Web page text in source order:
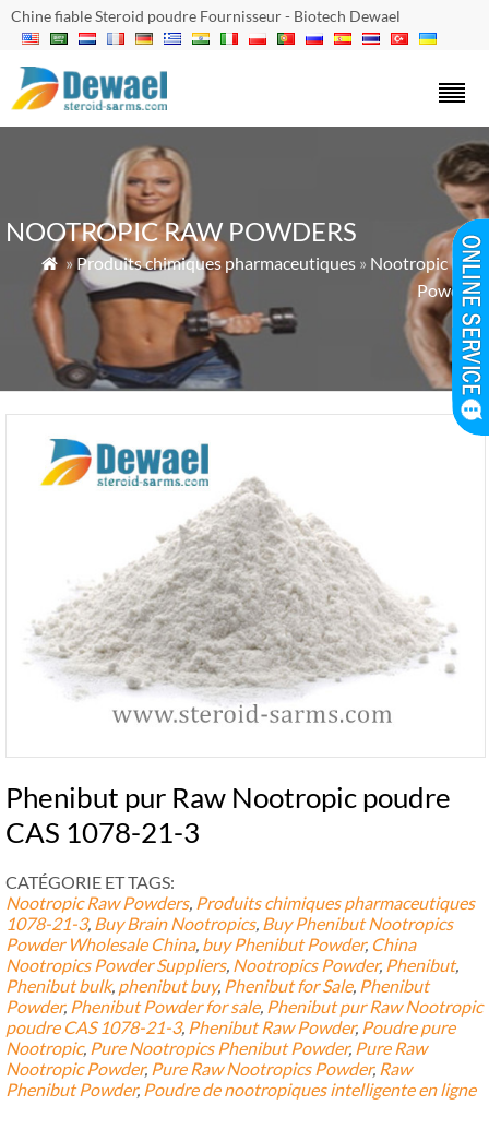
Chine fiable Steroid poudre Fournisseur - Biotech Dewael
NOOTROPIC RAW POWDERS
 »Produits chimiques pharmaceutiques » Nootropic Raw
Powders
Phenibut pur Raw Nootropic poudre
CAS 1078-21-3
CATÉGORIE ET ​​TAGS:
Nootropic Raw Powders, Produits chimiques pharmaceutiques
1078-21-3, Buy Brain Nootropics, Buy Phenibut Nootropics
Powder Wholesale China, buy Phenibut Powder, China
Nootropics Powder Suppliers, Nootropics Powder, Phenibut,
Phenibut bulk, phenibut buy, Phenibut for Sale, Phenibut
Powder, Phenibut Powder for sale, Phenibut pur Raw Nootropic
poudre CAS 1078-21-3, Phenibut Raw Powder, Poudre pure
Nootropic, Pure Nootropics Phenibut Powder, Pure Raw
Nootropic Powder, Pure Raw Nootropics Powder, Raw
Phenibut Powder, Poudre de nootropiques intelligente en ligne